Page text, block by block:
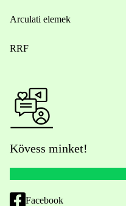
Arculati elemek
RRF
Kövess minket!
Facebook